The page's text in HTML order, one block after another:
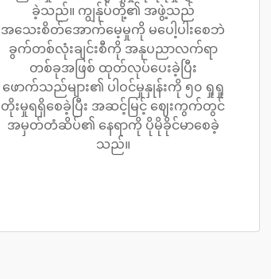
ခဲ့သည်။ ကျွန်ုပ်တို့၏ အဖွဲ့သည်
အသေးစိတ်အောက်မေ့မှုကို မပေါ့ပါးစေဘဲ
ခွက်တစ်လုံးချင်းစီကို အနုပညာလက်ရာ
တစ်ခုအဖြစ် ထုတ်လုပ်ပေးခဲ့ပြီး
ဖောက်သည်များ၏ ပါဝင်မှုနှုန်းကို ၅၀ ရှုရှု
တိုးမှုရရှိစေခဲ့ပြီး အဆင့်မြင့် ဈေးကွက်တွင်
အမှတ်တံဆိပ်၏ နေရာကို ပိုမိုခိုင်မာစေခဲ့
သည်။